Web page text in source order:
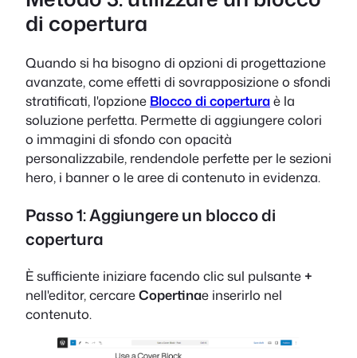
di copertura
Quando si ha bisogno di opzioni di progettazione
avanzate, come effetti di sovrapposizione o sfondi
stratificati, l'opzione Blocco di coperturaè la
soluzione perfetta. Permette di aggiungere colori
o immagini di sfondo con opacità
personalizzabile, rendendole perfette per le sezioni
hero, i banner o le aree di contenuto in evidenza.
Passo 1: Aggiungere un blocco di
copertura
È sufficiente iniziare facendo clic sul pulsante +
nell'editor, cercareCopertinae inserirlo nel
contenuto.